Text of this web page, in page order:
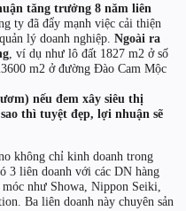
tăng trưởng 8 năm liên
ty đã đẩy mạnh việc cải thiện
lý doanh nghiệp. Ngoài ra
, ví dụ như lô đất 1827 m2 ở số
m2 ở đường Đào Cam Mộc
nếu đem xây siêu thị
thì tuyệt đẹp, lợi nhuận sẽ
không chỉ kinh doanh trong
3 liên doanh với các DN hàng
như Showa, Nippon Seiki,
Ba liên doanh này chuyên sản